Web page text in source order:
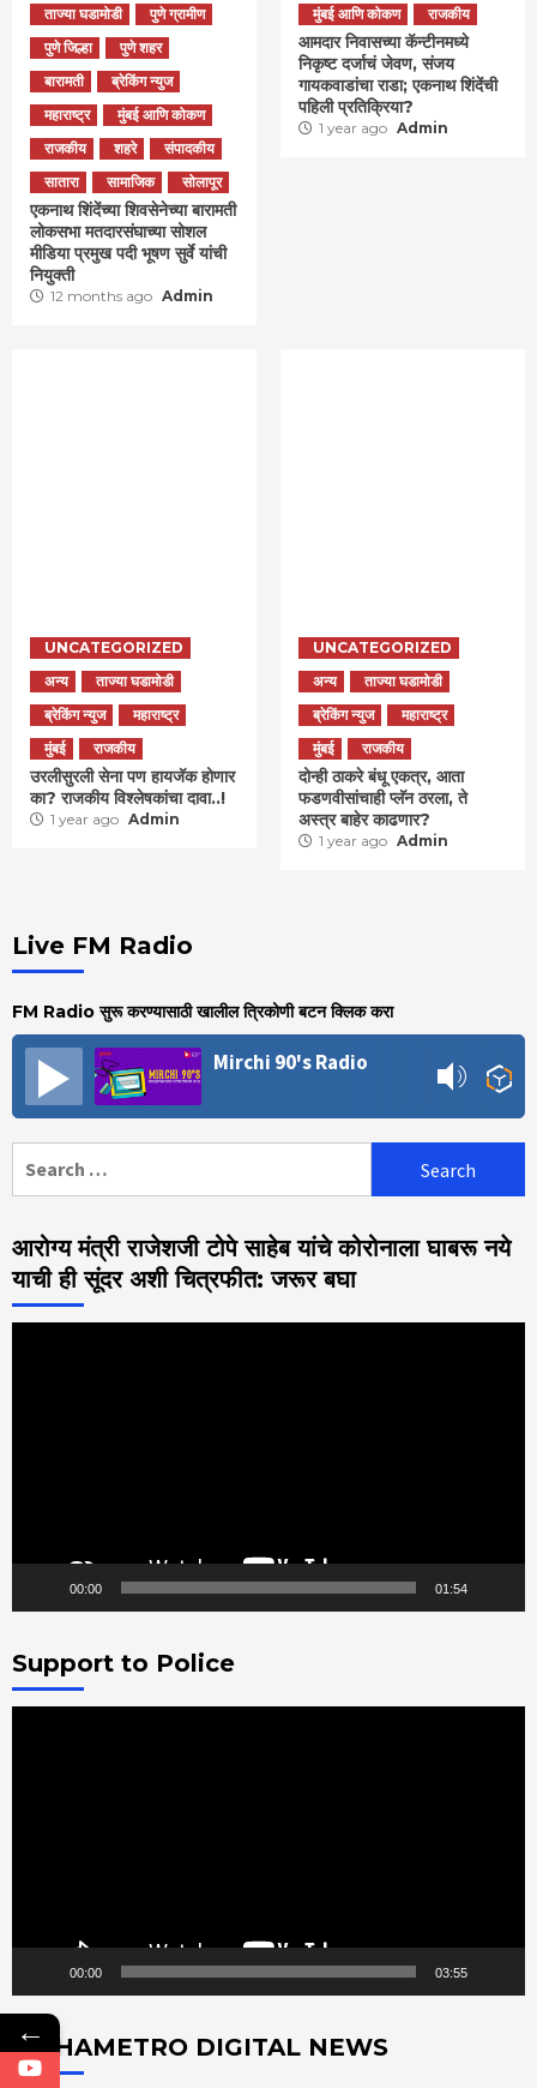
ताज्या घडामोडी
पुणे ग्रामीण
पुणे जिल्हा
पुणे शहर
बारामती
ब्रेकिंग न्युज
महाराष्ट्र
मुंबई आणि कोकण
राजकीय
शहरे
संपादकीय
सातारा
सामाजिक सोलापूर
एकनाथ शिंदेंच्या शिवसेनेच्या बारामती
लोकसभा मतदारसंघाच्या सोशल
मीडिया प्रमुख पदी भूषण सुर्वे यांची
नियुक्ती
12 months ago Admin
मुंबई आणि कोकण राजकीय
आमदार निवासच्या कॅन्टीनमध्ये
निकृष्ट दर्जाचं जेवण, संजय
गायकवाडांचा राडा; एकनाथ शिंदेंची
पहिली प्रतिक्रिया?
1 year ago Admin
UNCATEGORIZED
अन्य
ताज्या घडामोडी
ब्रेकिंग न्युज
महाराष्ट्र
मुंबई
राजकीय
उरलीसुरली सेना पण हायजॅक होणार
का? राजकीय विश्लेषकांचा दावा..!
1 year ago Admin
UNCATEGORIZED
अन्य
ताज्या घडामोडी
ब्रेकिंग न्युज
महाराष्ट्र
मुंबई
राजकीय
दोन्ही ठाकरे बंधू एकत्र, आता
फडणवीसांचाही प्लॅन ठरला, ते
अस्त्र बाहेर काढणार?
1 year ago Admin
Live FM Radio
FM Radio सुरू करण्यासाठी खालील त्रिकोणी बटन क्लिक करा
Mirchi 90's Radio
आरोग्य मंत्री राजेशजी टोपे साहेब यांचे कोरोनाला घाबरू नये
याची ही सूंदर अशी चित्रफीत: जरूर बघा
00:00 01:54
Support to Police
00:00 03:55
MAHAMETRO DIGITAL NEWS
←